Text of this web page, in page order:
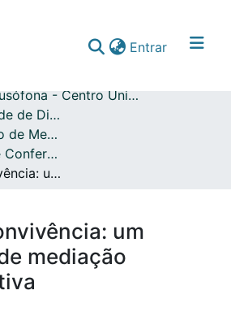
Entrar(current)
ULusófona - Centro Universitário do Porto
FDCP - Faculdade de Direito e Ciência Política
IMULP - Instituto de Mediação da Universidade Lusófona do Porto
IMULP - Atas de Conferências Internacionais
A aula de convivência: um dispositivo de mediação socioeducativa
um
mediação